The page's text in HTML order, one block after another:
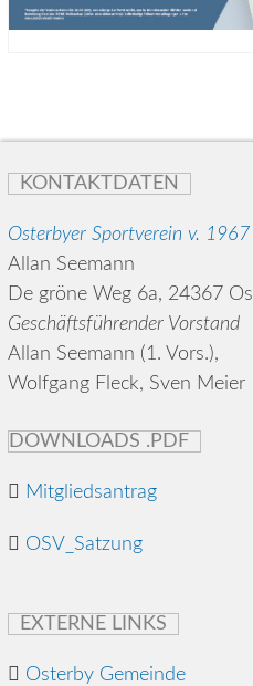
KONTAKTDATEN
Osterbyer Sportverein v. 1967
Allan Seemann
De gröne Weg 6a, 24367
Geschäftsführender Vorstand
Allan Seemann (1. Vors.),
Wolfgang Fleck, Sven Meier
DOWNLOADS .PDF
Mitgliedsantrag
OSV_Satzung
EXTERNE LINKS
Osterby Gemeinde